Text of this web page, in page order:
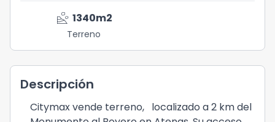
landslide 1340m2
Terreno
Descripción
Citymax vende terreno, localizado a 2 km del